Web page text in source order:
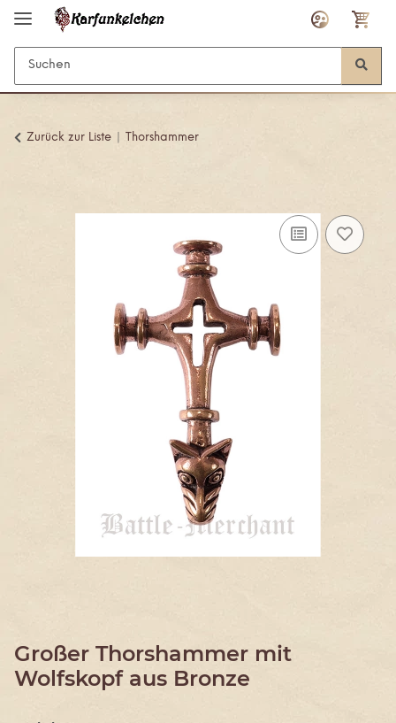
Zurück zur Liste Thorshammer
Großer Thorshammer mit
Wolfskopf aus Bronze